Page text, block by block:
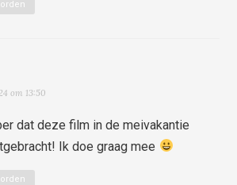
om 13:50
dat deze film in de meivakantie
Ik doe graag mee